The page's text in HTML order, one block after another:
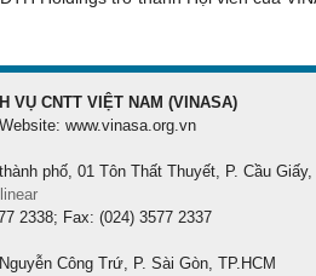
VỤ CNTT VIỆT NAM (VINASA)
www.vinasa.org.vn
phố, 01 Tôn Thất Thuyết, P. Cầu Giấy,
2338; Fax: (024) 3577 2337
Công Trứ, P. Sài Gòn, TP.HCM